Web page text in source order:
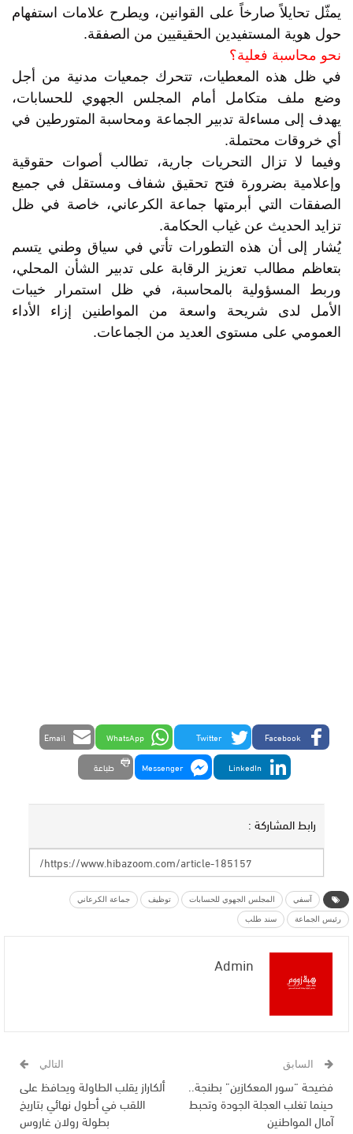
يمثّل تحايلاً صارخاً على القوانين، ويطرح علامات استفهام
حول هوية المستفيدين الحقيقيين من الصفقة.
نحو محاسبة فعلية؟
في ظل هذه المعطيات، تتحرك جمعيات مدنية من أجل
وضع ملف متكامل أمام المجلس الجهوي للحسابات،
يهدف إلى مساءلة تدبير الجماعة ومحاسبة المتورطين في
أي خروقات محتملة.
وفيما لا تزال التحريات جارية، تطالب أصوات حقوقية
وإعلامية بضرورة فتح تحقيق شفاف ومستقل في جميع
الصفقات التي أبرمتها جماعة الكرعاني، خاصة في ظل
تزايد الحديث عن غياب الحكامة.
يُشار إلى أن هذه التطورات تأتي في سياق وطني يتسم
بتعاظم مطالب تعزيز الرقابة على تدبير الشأن المحلي،
وربط المسؤولية بالمحاسبة، في ظل استمرار خيبات
الأمل لدى شريحة واسعة من المواطنين إزاء الأداء
العمومي على مستوى العديد من الجماعات.
Facebook
Twitter
WhatsApp
Email
LinkedIn
Messenger طباعة
رابط المشاركة :
آسفي المجلس الجهوي للحسابات توظيف جماعة الكرعاني
رئيس الجماعة سند طلب
Admin
السابق
فضيحة “سور المعكازين” بطنجة..
حينما تغلب العجلة الجودة وتحبط
آمال المواطنين
التالي
ألكاراز يقلب الطاولة ويحافظ على
اللقب في أطول نهائي بتاريخ
بطولة رولان غاروس